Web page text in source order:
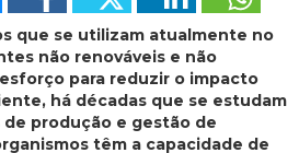
que se utilizam atualmente no
não renováveis e não
para reduzir o impacto
há décadas que se estudam
produção e gestão de
têm a capacidade de